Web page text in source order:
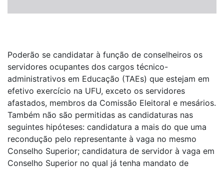
Poderão se candidatar à função de conselheiros os
servidores ocupantes dos cargos técnico-
administrativos em Educação (TAEs) que estejam em
efetivo exercício na UFU, exceto os servidores
afastados, membros da Comissão Eleitoral e mesários.
Também não são permitidas as candidaturas nas
seguintes hipóteses: candidatura a mais do que uma
recondução pelo representante à vaga no mesmo
Conselho Superior; candidatura de servidor à vaga em
Conselho Superior no qual já tenha mandato de